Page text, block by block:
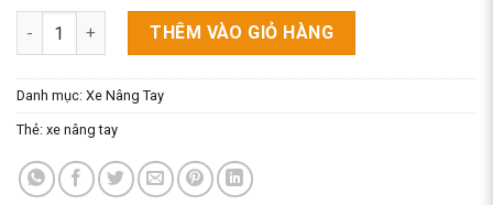
Xe Nâng Tay 1 Càng - Dùng Cho Pallet Siêu Hẹp số lượng
THÊM VÀO GIỎ HÀNG
Danh mục: Xe Nâng Tay
Thẻ: xe nâng tay